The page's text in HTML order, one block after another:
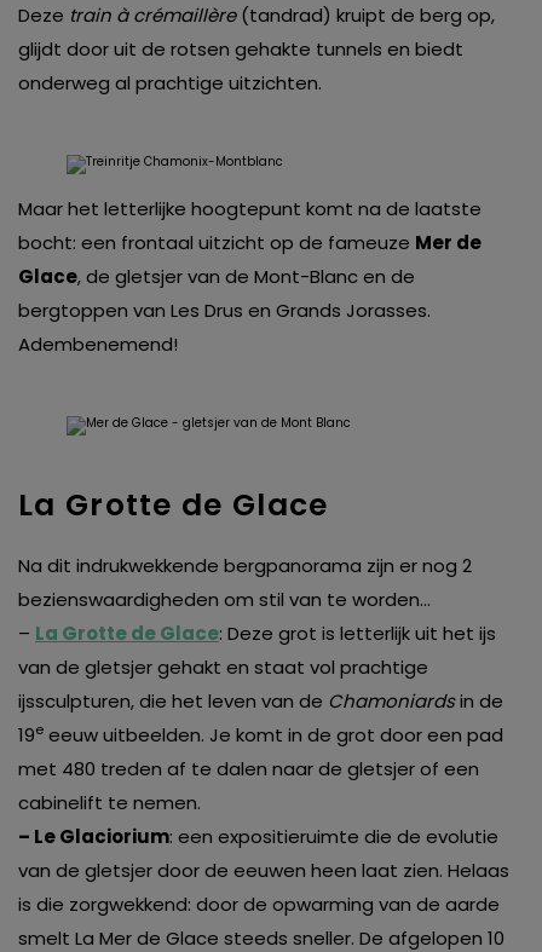
Deze train à crémaillère(tandrad) kruipt de berg op,
glijdt door uit de rotsen gehakte tunnels en biedt
onderweg al prachtige uitzichten.
Maar het letterlijke hoogtepunt komt na de laatste
bocht: een frontaal uitzicht op de fameuze Mer de
Glace, de gletsjer van de Mont-Blanc en de
bergtoppen van Les Drus en Grands Jorasses.
Adembenemend!
La Grotte de Glace
Na dit indrukwekkende bergpanorama zijn er nog 2
bezienswaardigheden om stil van te worden…
– La Grotte de Glace: Deze grot is letterlijk uit het ijs
van de gletsjer gehakt en staat vol prachtige
ijssculpturen, die het leven van de Chamoniardsin de
19e eeuw uitbeelden. Je komt in de grot door een pad
met 480 treden af te dalen naar de gletsjer of een
cabinelift te nemen.
– Le Glaciorium: een expositieruimte die de evolutie
van de gletsjer door de eeuwen heen laat zien. Helaas
is die zorgwekkend: door de opwarming van de aarde
smelt La Mer de Glace steeds sneller. De afgelopen 10